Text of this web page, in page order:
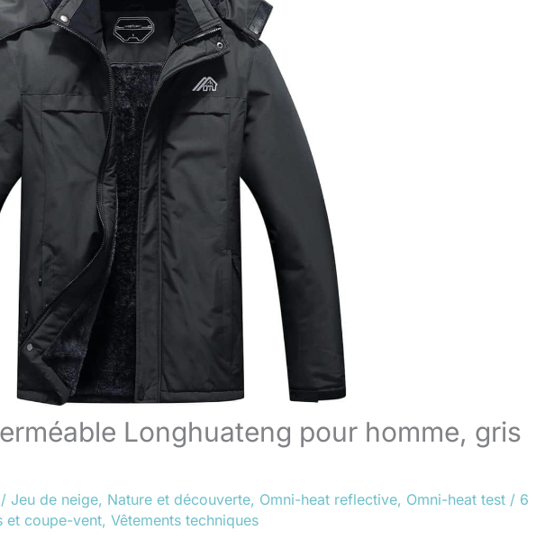
Longhuateng pour homme, gris
/ Jeu de neige, Nature et découverte, Omni-heat reflective, Omni-heat test / 6
et coupe-vent, Vêtements techniques